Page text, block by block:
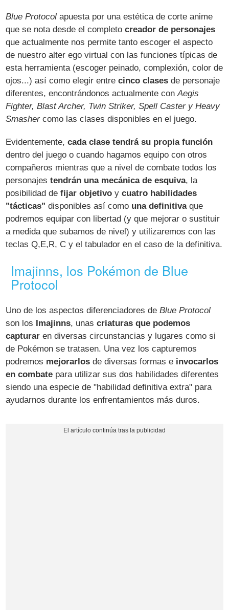
Blue Protocol apuesta por una estética de corte anime
que se nota desde el completocreador de personajes
que actualmente nos permite tanto escoger el aspecto
de nuestro alter ego virtual con las funciones típicas de
esta herramienta (escoger peinado, complexión, color de
ojos...) así como elegir entrecinco clases de personaje
diferentes, encontrándonos actualmente conAegis
Fighter, Blast Archer, Twin Striker, Spell Caster y Heavy
Smashercomo las clases disponibles en el juego.
Evidentemente,cada clase tendrá su propia función
dentro del juego o cuando hagamos equipo con otros
compañeros mientras que a nivel de combate todos los
personajestendrán una mecánica de esquiva, la
posibilidad defijar objetivo ycuatro habilidades
"tácticas" disponibles así como una definitivaque
podremos equipar con libertad (y que mejorar o sustituir
a medida que subamos de nivel) y utilizaremos con las
teclas Q,E,R, C y el tabulador en el caso de la definitiva.
Imajinns, los Pokémon de Blue
Protocol
Uno de los aspectos diferenciadores deBlue Protocol
son los Imajinns, unascriaturas que podemos
capturar en diversas circunstancias y lugares como si
de Pokémon se tratasen. Una vez los capturemos
podremos mejorarlos de diversas formas e invocarlos
en combate para utilizar sus dos habilidades diferentes
siendo una especie de "habilidad definitiva extra" para
ayudarnos durante los enfrentamientos más duros.